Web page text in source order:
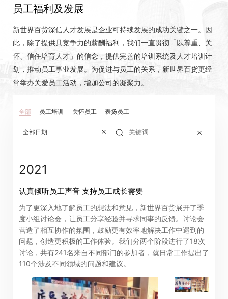
员工福利及发展
新世界百货深信人才发展是企业可持续发展的成功关键之一。因
此，除了提供具竞争力的薪酬福利，我们一直贯彻「以尊重、关
怀、信任培育人才」的信念，提供完善的培训系统及人才培训计
划，推动员工事业发展。为促进与员工的关系，新世界百货更经
常举办关爱员工活动，增加公司的凝聚力。
全部 员工培训 关怀员工 表扬员工
全部日期
2021
认真倾听员工声音 支持员工成长需要
为了更深入地了解员工的想法和意见，新世界百货展开了季
度小组讨论会，让员工分享经验并寻求同事的反馈。讨论会
营造了相互协作的氛围，鼓励更有效率地解决工作中遇到的
问题，创造更积极的工作体验。我们分两个阶段进行了18次
讨论，共有241名来自不同部门的参加者，就日常工作提出了
110个涉及不同领域的问题和建议。